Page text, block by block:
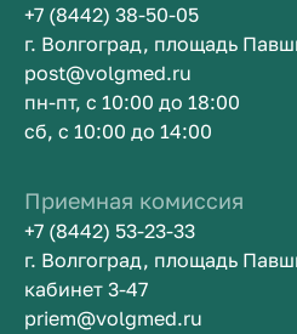
+7 (8442) 38-50-05
г. Волгоград, площадь
post@volgmed.ru
пн-пт, с 10:00 до 18:00
сб, с 10:00 до 14:00
Приемная комиссия
+7 (8442) 53-23-33
г. Волгоград, площадь
кабинет 3-47
priem@volgmed.ru